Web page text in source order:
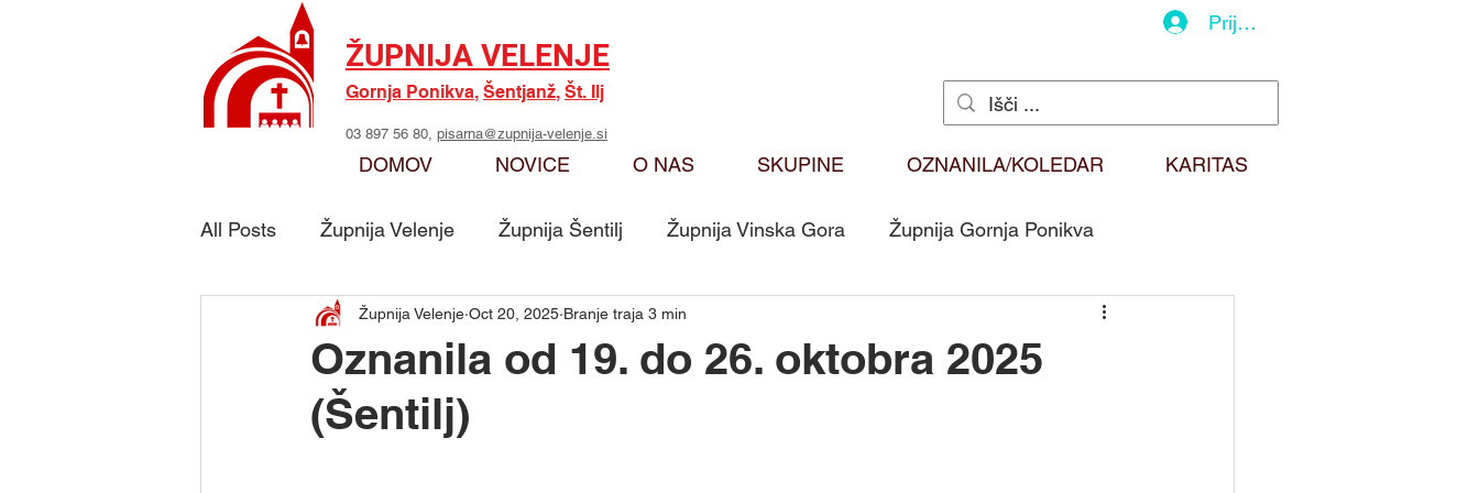
ŽUPNIJA VELENJE
Gornja Ponikva, Šentjanž, Št. Ilj
03 897 56 80, pisarna@zupnija-velenje.si
Prijava
DOMOV NOVICE O NAS SKUPINE OZNANILA/KOLEDAR KARITAS
All Posts Župnija Velenje Župnija Šentilj Župnija Vinska Gora Župnija Gornja Ponikva
Skupina - Možje sv. Jožefa Oznanila Karitas Duhovna misel
Skupina - Marijino delo
Oznanila od 19. do 26. oktobra 2025
(Šentilj)
Župnija Velenje Oct 20, 2025 Branje traja 3 min